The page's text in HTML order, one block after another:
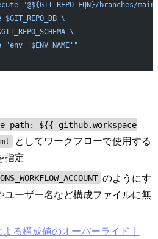
"@${GIT_REPO_FQN}/branches/
$GIT_REPO_DB \
\
"env='$ENV_NAME'"
${{ github.workspace
としてワークフローで使用する
指定
のようにす
ユーザー名など構成ファイルに無
る構成値のオーバーライド｜